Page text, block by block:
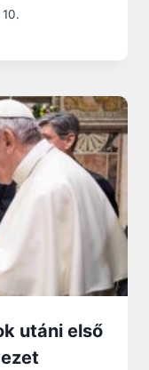
utáni első